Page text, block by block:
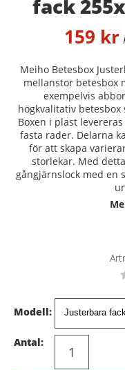
fack
159 kr
Meiho Betesbox
mellanstor betesbox
exempelvis
högkvalitativ
Boxen i plast
fasta rader. Delarna
för att skapa
storlekar. Med
gångjärnslock med en
Modell:
Antal: